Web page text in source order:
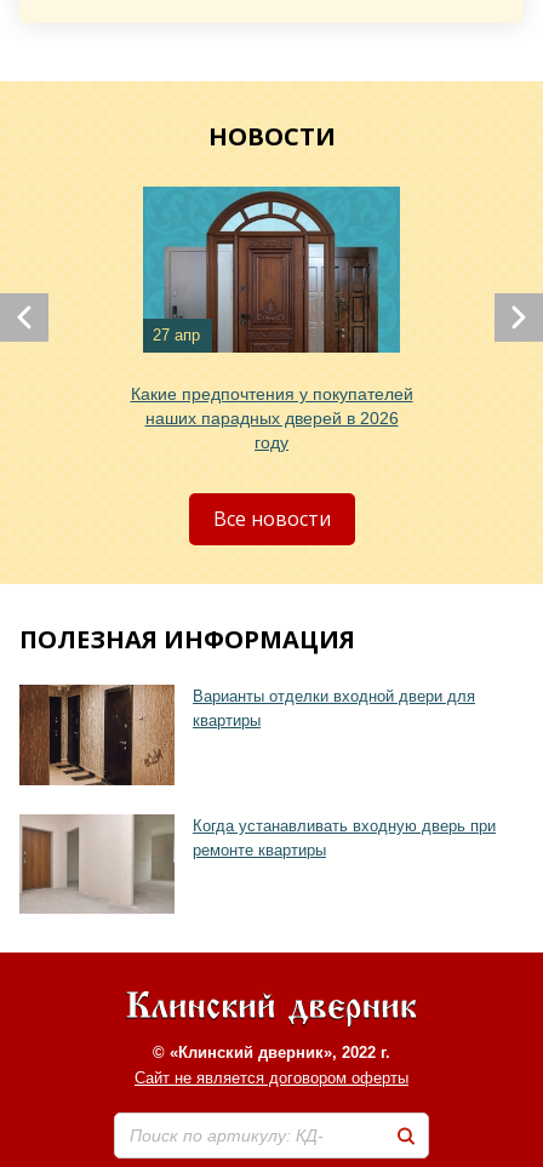
Хочу такую
НОВОСТИ
27 апр
Какие предпочтения у покупателей
наших парадных дверей в 2026
году
Все новости
ПОЛЕЗНАЯ ИНФОРМАЦИЯ
Варианты отделки входной двери для
квартиры
Когда устанавливать входную дверь при
ремонте квартиры
© «Клинский дверник», 2022 г.
Сайт не является договором оферты
Поиск по артикулу: КД-